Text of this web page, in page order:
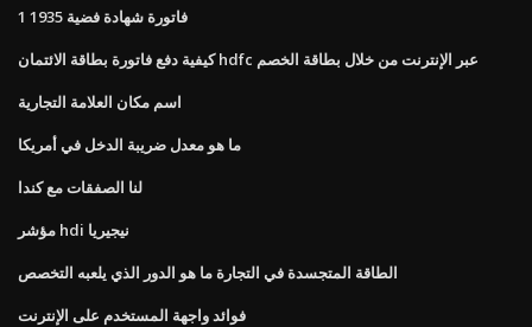
1 فاتورة شهادة فضية 1935
كيفية دفع فاتورة بطاقة الائتمان hdfc عبر الإنترنت من خلال بطاقة الخصم
اسم مكان العلامة التجارية
ما هو معدل ضريبة الدخل في أمريكا
لنا الصفقات مع كندا
مؤشر hdi نيجيريا
الطاقة المتجسدة في التجارة ما هو الدور الذي يلعبه التخصص
فوائد واجهة المستخدم على الإنترنت